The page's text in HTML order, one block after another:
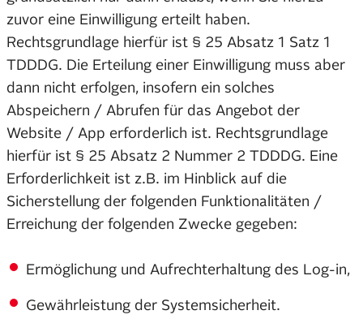
zuvor eine Einwilligung erteilt haben.
Rechtsgrundlage hierfür ist § 25 Absatz 1 Satz 1
TDDDG. Die Erteilung einer Einwilligung muss aber
dann nicht erfolgen, insofern ein solches
Abspeichern / Abrufen für das Angebot der
Website / App erforderlich ist. Rechtsgrundlage
hierfür ist § 25 Absatz 2 Nummer 2 TDDDG. Eine
Erforderlichkeit ist z.B. im Hinblick auf die
Sicherstellung der folgenden Funktionalitäten /
Erreichung der folgenden Zwecke gegeben:
Ermöglichung und Aufrechterhaltung des Log-in,
Gewährleistung der Systemsicherheit.